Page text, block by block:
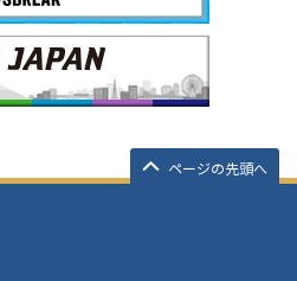
ページの先頭へ